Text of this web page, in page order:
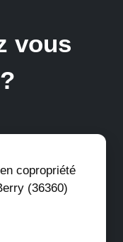
vous
copropriété
(36360)